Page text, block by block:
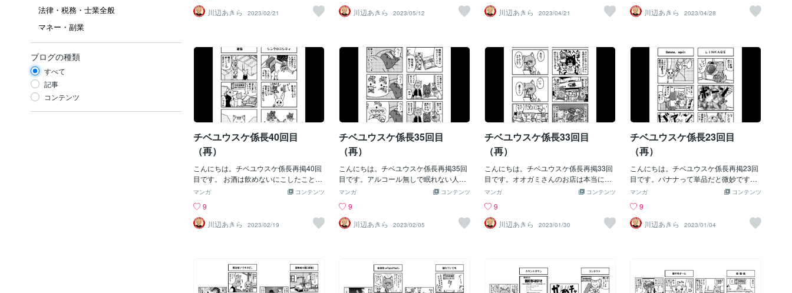
法律・税務・士業全般
マネー・副業
ブログの種類
すべて
記事
コンテンツ
川辺あきら
2023/02/21 川辺あきら 2023/05/12 川辺あきら 2023/04/21 川辺あきら 2023/04/28
チベユウスケ係長40回目
（再）
こんにちは。チベユウスケ係長再掲40回
目です。 お酒は飲めないにこしたことな
いです。
コンテンツ
マンガ
9
川辺あきら
2023/02/19
チベユウスケ係長35回目
（再）
こんにちは。チベユウスケ係長再掲35回
目です。アルコール無しで眠れない人は
アルコール依存症の特徴です。眠れない
コンテンツ
マンガ
9
川辺あきら
2023/02/05
チベユウスケ係長33回目
（再）
こんにちは。チベユウスケ係長再掲33回
目です。オオガミさんのお店は本当に美
味しいお店です。
コンテンツ
マンガ
9
川辺あきら
2023/01/30
チベユウスケ係長23回目
（再）
こんにちは。チベユウスケ係長再掲23回
目です。バナナって単品だと微妙ですけ
ど、他のモノとタッグを組むと途端に輝
コンテンツ
マンガ
9
川辺あきら
2023/01/04